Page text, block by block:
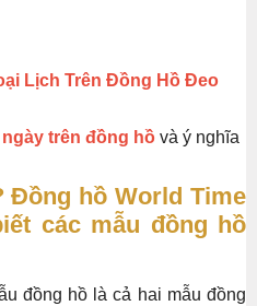
Lịch Trên Đồng Hồ Đeo
trên đồng hồ và ý nghĩa
Đồng hồ World Time
các mẫu đồng hồ
đồng hồ là cả hai mẫu đồng